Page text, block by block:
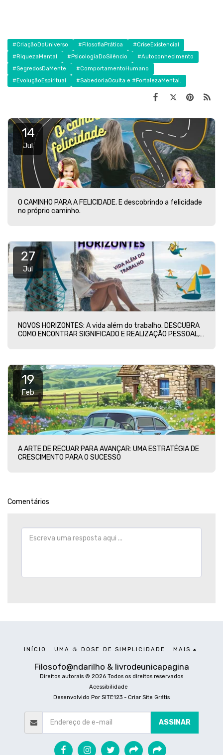
#CriaçãoDoUniverso #FilosofiaPrática
#CriseExistencial
#RiquezaMental
#PsicologiaDoSilêncio
#Autoconhecimento
#SegredosDaMente
#ComportamentoHumano
#EvoluçãoEspiritual
#SabedoriaOculta e #FortalezaMental.
14
Jul
O CAMINHO PARA A FELICIDADE. E descobrindo a felicidade
no próprio caminho.
27
Jul
NOVOS HORIZONTES: A vida além do trabalho. DESCUBRA
COMO ENCONTRAR SIGNIFICADO E REALIZAÇÃO PESSOAL,
19
Feb
A ARTE DE RECUAR PARA AVANÇAR: UMA ESTRATÉGIA DE
CRESCIMENTO PARA O SUCESSO
Comentários
Filosofo@ndarilho & livrodeunicapagina
Direitos autorais © 2026 Todos os direitos reservados
Acessibilidade
Desenvolvido PorSITE123 - Criar Site Grátis
INÍCIO UMA ☕ DOSE DE SIMPLICIDADE MAIS
ASSINAR